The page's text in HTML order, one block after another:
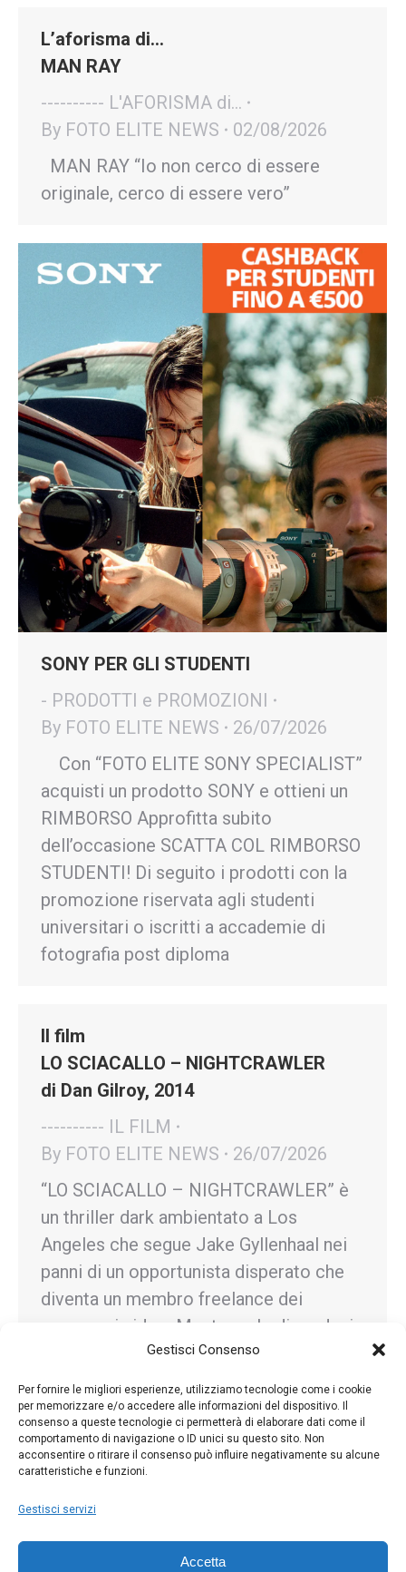
Gestisci Consenso
Per fornire le migliori esperienze, utilizziamo tecnologie come i cookie
per memorizzare e/o accedere alle informazioni del dispositivo. Il
consenso a queste tecnologie ci permetterà di elaborare dati come il
comportamento di navigazione o ID unici su questo sito. Non
acconsentire o ritirare il consenso può influire negativamente su alcune
caratteristiche e funzioni.
Gestisci servizi
Accetta
L’aforisma di…
MAN RAY
---------- L'AFORISMA di...
By FOTO ELITE NEWS
02/08/2026
MAN RAY “Io non cerco di essere
originale, cerco di essere vero”
SONY PER GLI STUDENTI
- PRODOTTI e PROMOZIONI
By FOTO ELITE NEWS
26/07/2026
Con “FOTO ELITE SONY SPECIALIST”
acquisti un prodotto SONY e ottieni un
RIMBORSO Approfitta subito
dell’occasione SCATTA COL RIMBORSO
STUDENTI! Di seguito i prodotti con la
promozione riservata agli studenti
universitari o iscritti a accademie di
fotografia post diploma
Il film
LO SCIACALLO – NIGHTCRAWLER
di Dan Gilroy, 2014
---------- IL FILM
By FOTO ELITE NEWS
26/07/2026
“LO SCIACALLO – NIGHTCRAWLER” è
un thriller dark ambientato a Los
Angeles che segue Jake Gyllenhaal nei
panni di un opportunista disperato che
diventa un membro freelance dei
paparazzi video. Mentre sale di grado, i
suoi metodi diventano sempre più
immorali, confondendo i confini tra
osservatore e partecipante.
1